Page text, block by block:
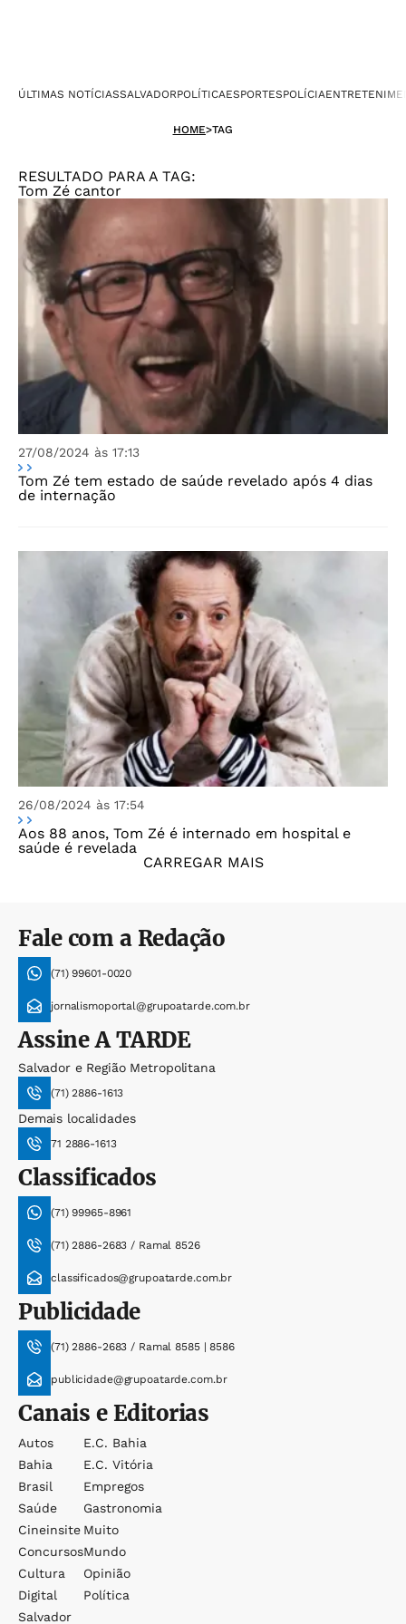
ÚLTIMAS NOTÍCIASSALVADORPOLÍTICAESPORTESPOLÍCIA
HOME>TAG
RESULTADO PARA A TAG:
Tom Zé cantor
27/08/2024 às 17:13
Tom Zé tem estado de saúde revelado após 4 dias
de internação
26/08/2024 às 17:54
Aos 88 anos, Tom Zé é internado em hospital e
saúde é revelada
CARREGAR MAIS
Fale com a Redação
(71) 99601-0020
jornalismoportal@grupoatarde.com.br
AssineA TARDE
Salvador e Região Metropolitana
(71) 2886-1613
Demais localidades
71 2886-1613
Classificados
(71) 99965-8961
(71) 2886-2683 / Ramal 8526
classificados@grupoatarde.com.br
Publicidade
(71) 2886-2683 / Ramal 8585 | 8586
publicidade@grupoatarde.com.br
Canais e Editorias
Autos
Bahia
Brasil
Saúde
Cineinsite
Concursos
Cultura
Digital
Salvador
E.c. Bahia
E.c. Vitória
Empregos
Gastronomia
Muito
Mundo
Opinião
Política